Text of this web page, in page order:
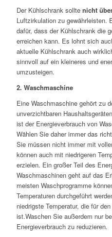
Der Kühlschrank sollte nicht
Luftzirkulation zu gewährleisten.
dafür, dass der Kühlschrank die
erreichen kann. Es lohnt sich
aktuelle Kühlschrank auch
sinnvoll auf ein kleineres und
umzusteigen.
2. Waschmaschine
Eine Waschmaschine gehört zu
unverzichtbaren
ist der Energieverbrauch von
Wählen Sie daher immer das
Sie müssen nicht immer mit
können auch mit niedrigeren
erzielen. Ein großer Teil des
Waschmaschinen geht auf das
meisten Waschprogramme
Temperaturen durchgeführt
niedrigste Temperatur, die für
ist.Waschen Sie außerdem nur
Energieverbrauch zu reduzieren.